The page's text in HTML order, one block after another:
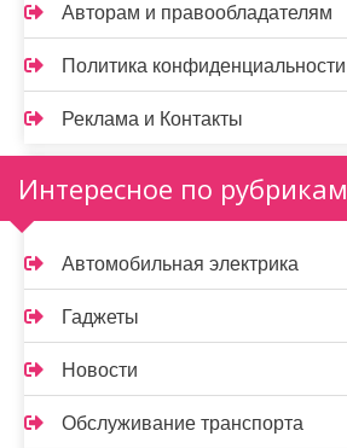
Авторам и правообладателям
Политика конфиденциальности
Реклама и Контакты
Интересное по рубрикам
Автомобильная электрика
Гаджеты
Новости
Обслуживание транспорта